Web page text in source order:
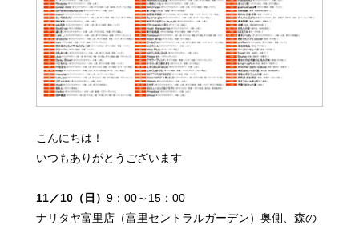
こんにちは！
いつもありがとうございます
11／10（日） 9：00～15：00
ナリタヤ富里店（富里セントラルガーデン）奥側、森の